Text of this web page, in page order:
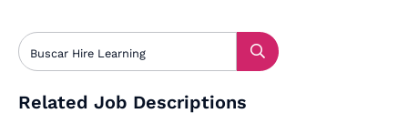
Related Job Descriptions